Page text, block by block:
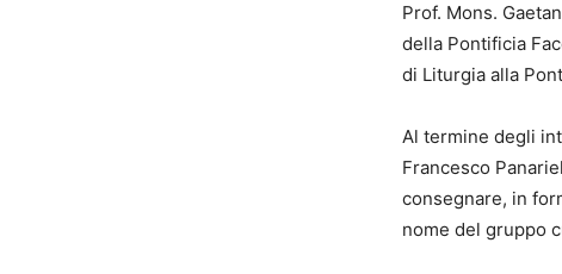
Prof. Mons.
della Pontificia
di Liturgia alla
Al termine degli
Francesco
consegnare, in
nome del gruppo